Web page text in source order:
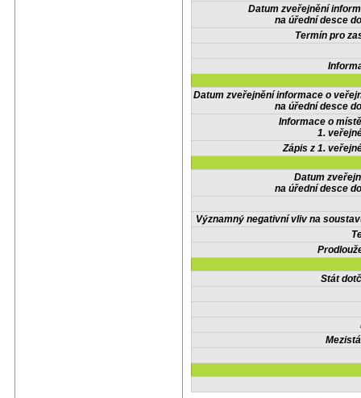
Datum zveřejnění
na úřední desce
Termín pro
Datum zveřejnění informace o
na úřední desce
Informace o
1.
Zápis z 1.
Datum
na úřední desce
Významný negativní vliv na
Stát